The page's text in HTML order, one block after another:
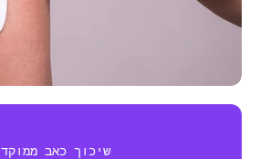
שיכוך כאב ממוקד